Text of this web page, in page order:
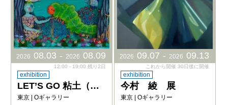
2026 08.03 - 2026 08.09
12:00 - 19:00 残り2日
exhibition
LET’S GO 粘土（クレイ）ジ−
東京 | Oギャラリー
2026 09.07 - 2026 09.13
これから開催 30日後に開催
exhibition
今村 綾 展
東京 | Oギャラリー